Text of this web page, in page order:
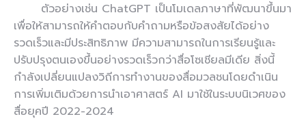
ตัวอย่างเช่น ChatGPT เป็นโมเดลภาษาที่พัฒนาขึ้นมา
เพื่อให้สามารถให้คำตอบกับคำถามหรือข้อสงสัยได้อย่าง
รวดเร็วและมีประสิทธิภาพ มีความสามารถในการเรียนรู้และ
ปรับปรุงตนเองขึ้นอย่างรวดเร็วกว่าสื่อโซเชียลมีเดีย สิ่งนี้
กำลังเปลี่ยนแปลงวิถีการทำงานของสื่อมวลชนโดยดำเนิน
การเพิ่มเติมด้วยการนำเอาศาสตร์ AI มาใช้ในระบบนิเวศของ
สื่อยุคปี 2022-2024